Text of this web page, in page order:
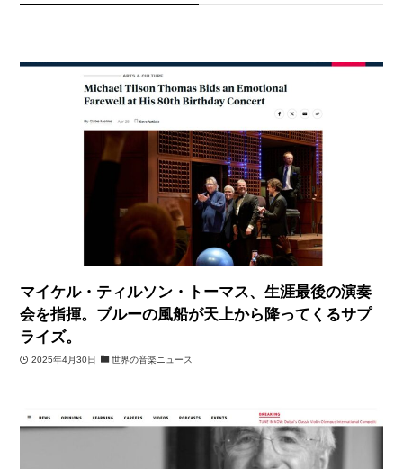
マイケル・ティルソン・トーマス、生涯最後の演奏
会を指揮。ブルーの風船が天上から降ってくるサプ
ライズ。
2025年4月30日 世界の音楽ニュース